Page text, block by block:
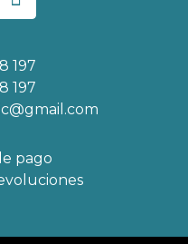
197
197
pago